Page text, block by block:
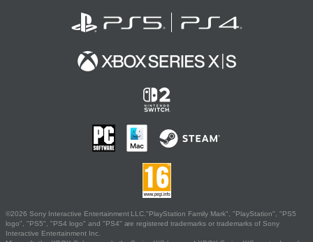
©2026 Sony Interactive Entertainment LLC."PlayStation Family Mark", "PlayStation", "PS5
logo", "PS5", "PS4 logo" and "PS4" are registered trademarks or trademarks of Sony
Interactive Entertainment Inc.